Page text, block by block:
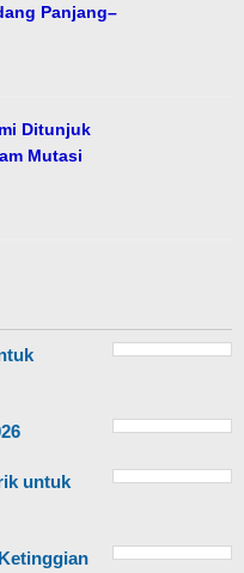
Panjang–
Ditunjuk
Mutasi
untuk